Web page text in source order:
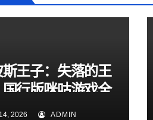
斯王子：失落的王
行版咪咕游戏全
首发上线
2026 ADMIN